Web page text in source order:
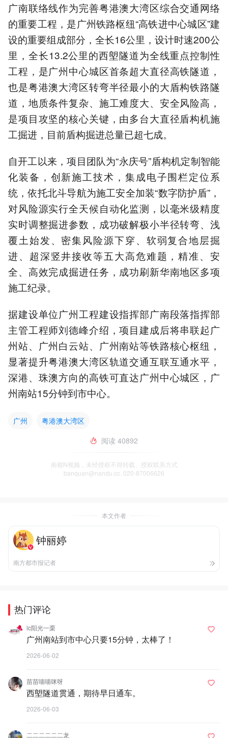
广南联络线作为完善粤港澳大湾区综合交通网络
的重要工程，是广州铁路枢纽“高铁进中心城区”建
设的重要组成部分，全长16公里，设计时速200公
里，全长13.2公里的西塱隧道为全线重点控制性
工程，是广州中心城区首条超大直径高铁隧道，
也是粤港澳大湾区转弯半径最小的大盾构铁路隧
道，地质条件复杂、施工难度大、安全风险高，
是项目攻坚的核心关键，由多台大直径盾构机施
工掘进，目前盾构掘进总量已超七成。
自开工以来，项目团队为“永庆号”盾构机定制智能
化装备，创新施工技术，集成电子围栏定位系
统，依托北斗导航为施工安全加装“数字防护盾”，
对风险源实行全天候自动化监测，以毫米级精度
实时调整掘进参数，成功破解极小半径转弯、浅
覆土始发、密集风险源下穿、软弱复合地层掘
进、超深竖井接收等五大高危难题，精准、安
全、高效完成掘进任务，成功刷新华南地区多项
施工纪录。
据建设单位广州工程建设指挥部广南段落指挥部
主管工程师刘德峰介绍，项目建成后将串联起广
州站、广州白云站、广州南站等铁路核心枢纽，
显著提升粤港澳大湾区轨道交通互联互通水平，
深港、珠澳方向的高铁可直达广州中心城区，广
州南站15分钟到市中心。
广州
粤港澳大湾区
阅读 40892
南都N视频，未经授权不得转载、授权联系方式
banquan@nandu.cc. 020-87006626
本文作者
钟丽婷
南方都市报记者
热门评论
lc阳光一栗
广州南站到市中心只要15分钟，太棒了！
2026-06-02
苗苗喵喵咪呀
西塱隧道贯通，期待早日通车。
2026-06-03
二二二二二二龙